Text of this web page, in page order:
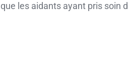
les aidants ayant pris soin